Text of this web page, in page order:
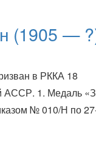
(1905 —
в РККА 18
АССР. 1. Медаль
№ 010/Н по